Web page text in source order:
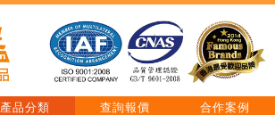
產品分類 查詢報價
合作案例